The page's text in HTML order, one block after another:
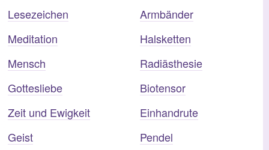
Lesezeichen
Meditation
Mensch
Gottesliebe
Zeit und Ewigkeit
Geist
Armbänder
Halsketten
Radiästhesie
Biotensor
Einhandrute
Pendel